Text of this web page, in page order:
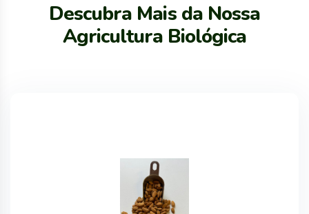
Descubra Mais da Nossa
Agricultura Biológica